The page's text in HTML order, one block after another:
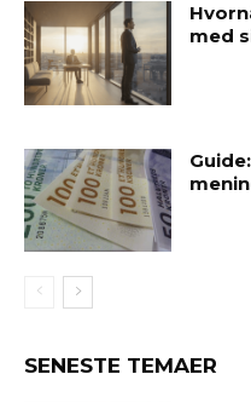
med
SENESTE TEMAER